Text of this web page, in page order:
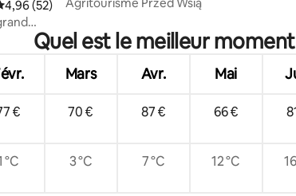
moyenne sur la base de 52 commentaires :
4,96 (52)
Quel est le meilleur
Mars Avr. Mai
€ 70 € 87 € 66 €
°C 3 °C 7 °C 12 °C